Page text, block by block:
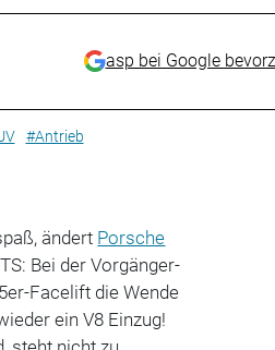
asp bei Google
#Antrieb
ändert Porsche
Bei der Vorgänger-
Facelift die Wende
ein V8 Einzug!